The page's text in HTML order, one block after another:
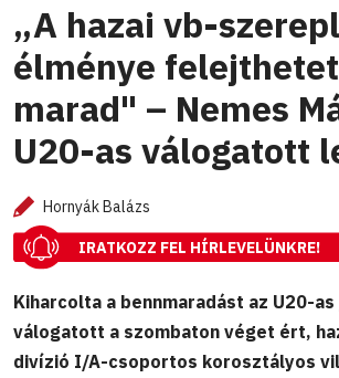
„A hazai vb-
élménye
marad" – Nemes
U20-as válogatott
Hornyák Balázs
IRATKOZZ FEL HÍRLEVELÜNKRE!
Kiharcolta a bennmaradást az U20-
válogatott a szombaton véget ért,
divízió I/A-csoportos korosztályos